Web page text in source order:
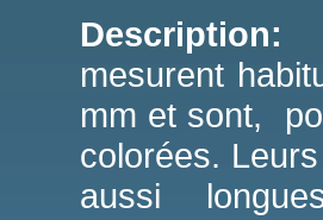
Description:
mesurent
mm et sont,
colorées.
aussi